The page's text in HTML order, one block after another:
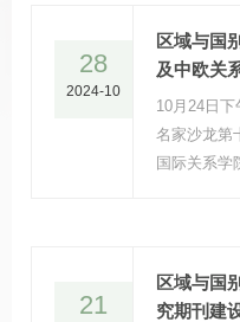
京大学区域
副教授章永
28
2024-10
区域与国
及中欧关
10月24日
名家沙龙第
国际关系学
21
区域与国
究期刊建